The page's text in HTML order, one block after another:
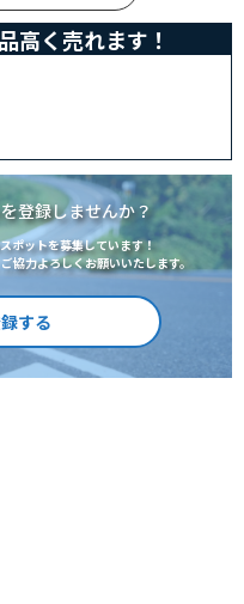
高く売れます！
登録しませんか？
ポットを募集しています！
協力よろしくお願いいたします。
する